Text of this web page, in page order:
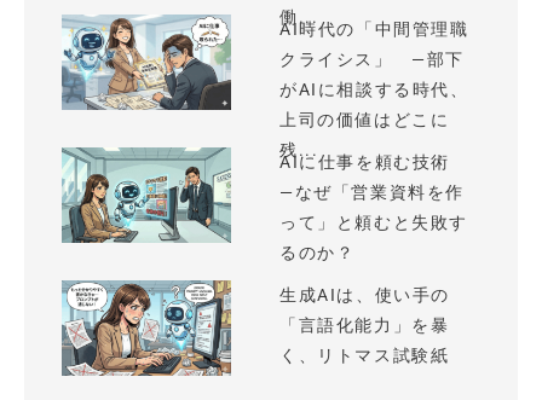
働...
AI時代の「中間管理職
クライシス」 —部下
がAIに相談する時代、
上司の価値はどこに
残...
AIに仕事を頼む技術
—なぜ「営業資料を作
って」と頼むと失敗す
るのか？
生成AIは、使い手の
「言語化能力」を暴
く、リトマス試験紙